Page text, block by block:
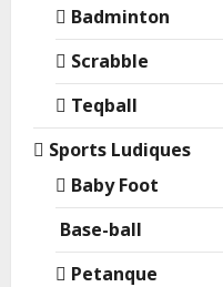
Badminton
Scrabble
Teqball
Sports Ludiques
Baby Foot
Base-ball
Petanque